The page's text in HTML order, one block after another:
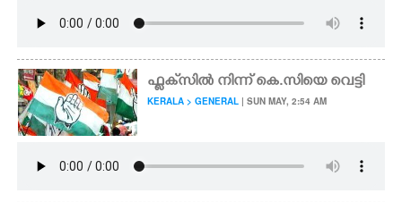
ഫ്ലക്‌സിൽ നിന്ന് കെ.സിയെ വെട്ടി
KERALA > GENERAL | SUN MAY, 2:54 AM